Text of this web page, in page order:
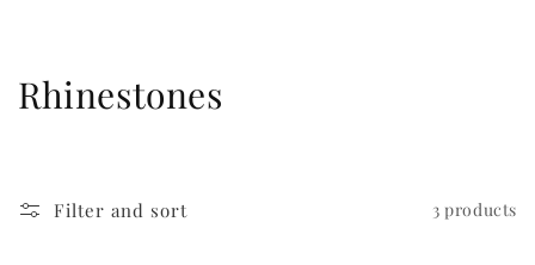
C
Rhinestones
Filter and sort 3 products